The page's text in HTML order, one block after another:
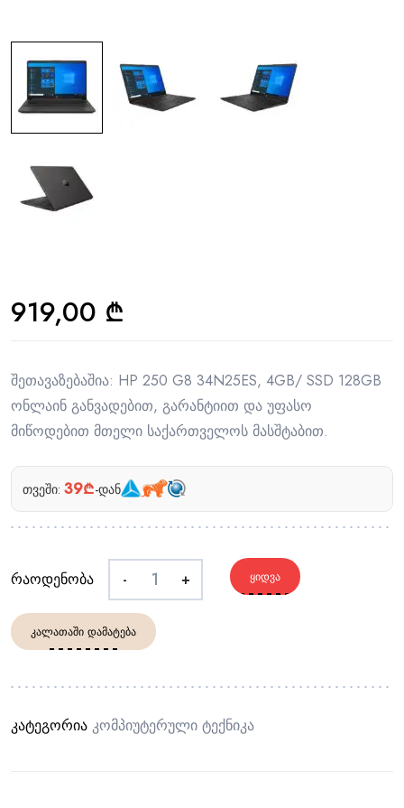
919,00 ₾
შეთავაზებაშია: HP 250 G8 34N25ES, 4GB/ SSD 128GB
ონლაინ განვადებით, გარანტიით და უფასო
მიწოდებით მთელი საქართველოს მასშტაბით.
თვეში: 39₾-დან
რაოდენობა - + ᲧᲘᲓᲕᲐ
ᲙᲐᲚᲐᲗᲐᲨᲘ ᲓᲐᲛᲐᲢᲔᲑᲐ
კატეგორია Კომპიუტერული Ტექნიკა